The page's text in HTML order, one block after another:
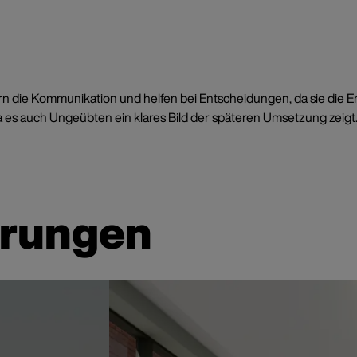
Kommunikation und helfen bei Entscheidungen, da sie
Ungeübten ein klares Bild der späteren Umsetzung